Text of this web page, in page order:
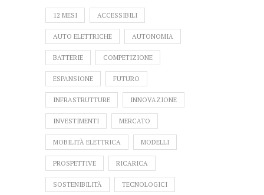
12 MESI ACCESSIBILI
AUTO ELETTRICHE AUTONOMIA
BATTERIE COMPETIZIONE
ESPANSIONE FUTURO
INFRASTRUTTURE INNOVAZIONE
INVESTIMENTI MERCATO
MOBILITÀ ELETTRICA MODELLI
PROSPETTIVE RICARICA
SOSTENIBILITÀ TECNOLOGICI